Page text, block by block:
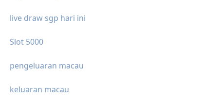
live draw sgp hari ini
Slot 5000
pengeluaran macau
keluaran macau